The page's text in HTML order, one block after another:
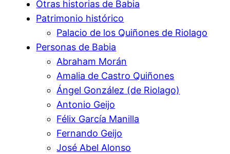
Otras historias de Babia
Patrimonio histórico
Palacio de los Quiñones de Riolago
Personas de Babia
Abraham Morán
Amalia de Castro Quiñones
Ángel González (de Riolago)
Antonio Geijo
Félix García Manilla
Fernando Geijo
José Abel Alonso